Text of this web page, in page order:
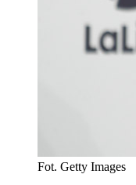
Fot. Getty Images